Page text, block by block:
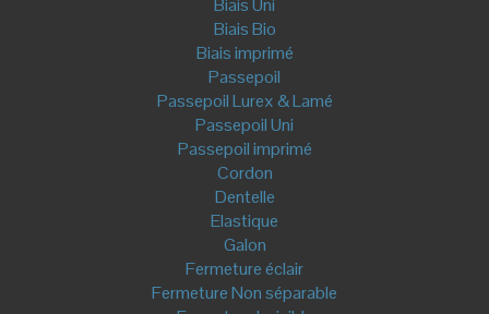
Mon compte
Mes commandes
Mes avoirs
Mes adresses
Mes informations personnelles
Mes bons de réduction
Déconnexion
Tous droits réservés © By Tatie Fofie – RCS Albi 824 296 792